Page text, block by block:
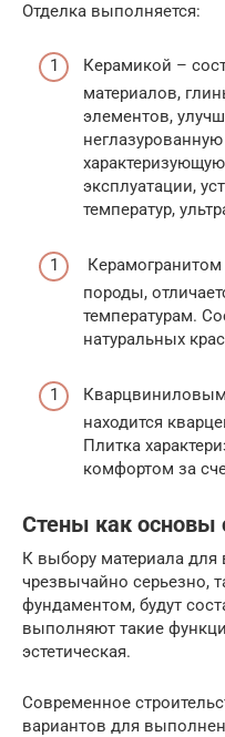
Отделка выполняется:
Керамикой –
материалов,
элементов,
эксплуатации,
температур,
породы,
температурам.
натуральных
находится
Плитка
комфортом за
Стены как основы
К выбору материала для
чрезвычайно серьезно,
фундаментом, будут
выполняют такие
эстетическая.
Современное
вариантов для